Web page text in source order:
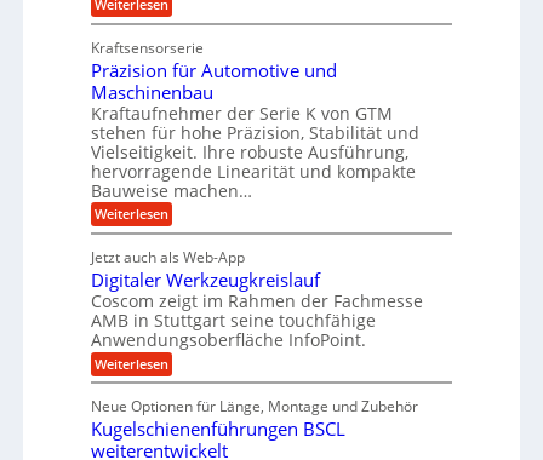
e
w
i
n
d
e
t
r
i
e
b
e
f
ü
r
r
a
e
U
z
n
d
A
u
f
t
r
a
g
s
e
i
n
g
a
n
g
s
l
o
s
e
,
w
e
n
i
g
e
r
S
t
e
l
e
Weiterlesen
Z
h
n
s
t
a
n
g
e
n
g
e
t
r
i
e
b
e
f
ü
r
r
ä
z
Kraftsensorserie
Präzision für Automotive und
Maschinenbau
Kraftaufnehmer der Serie K von GTM
stehen für hohe Präzision, Stabilität und
Vielseitigkeit. Ihre robuste Ausführung,
hervorragende Linearität und kompakte
Bauweise machen…
Weiterlesen:
P
ä
z
i
s
i
o
n
f
r
A
u
Jetzt auch als Web-App
Digitaler Werkzeugkreislauf
Coscom zeigt im Rahmen der Fachmesse
AMB in Stuttgart seine touchfähige
Anwendungsoberfläche InfoPoint.
Weiterlesen:
D
g
i
t
Neue Optionen für Länge, Montage und Zubehör
Kugelschienenführungen BSCL
weiterentwickelt